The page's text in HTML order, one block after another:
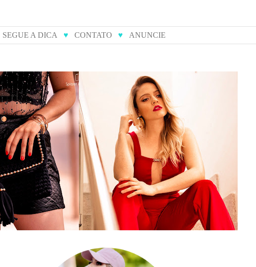
SEGUE A DICA ♥ CONTATO ♥ ANUNCIE
dona julieta
14 tendências do verão para
você arrasar nas festas de fim
de ano